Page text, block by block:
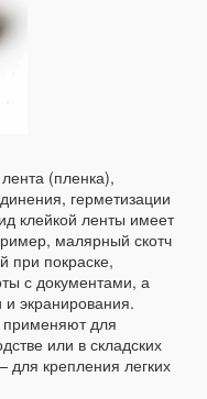
(пленка),
герметизации
клейкой ленты имеет
малярный скотч
при покраске,
с документами, а
экранирования.
для
или в складских
крепления легких